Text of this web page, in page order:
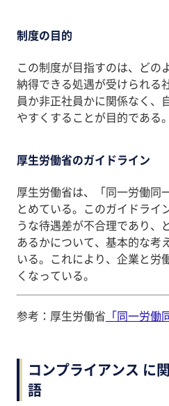
制度の目的
この制度が目指すのは、どの
納得できる処遇が受けられる
員か非正社員かに関係なく、
やすくすることが目的である。
厚生労働省のガイドライン
厚生労働省は、「同一労働同
とめている。このガイドライ
うな待遇差が不合理であり、
あるかについて、基本的な考
いる。これにより、企業と労
くなっている。
参考：厚生労働省 「同一労
コンプライアンス に
語